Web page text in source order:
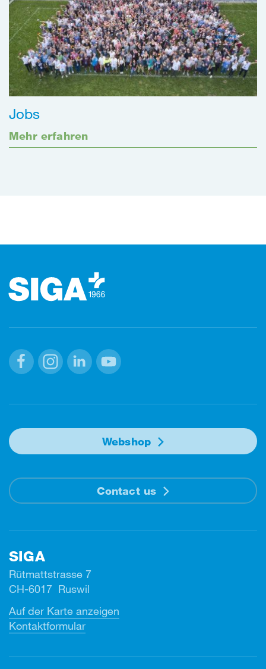
Jobs
Mehr erfahren
Webshop
Contact us
SIGA
Rütmattstrasse 7
CH-6017 Ruswil
Auf der Karte anzeigen
Kontaktformular